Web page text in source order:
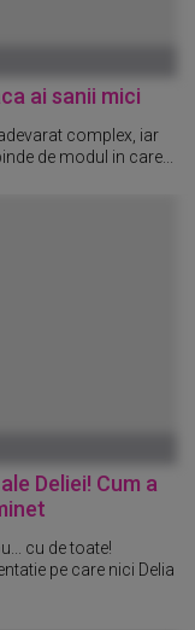
ai sanii mici
complex, iar
de modul in care...
Deliei! Cum a
cu de toate!
pe care nici Delia